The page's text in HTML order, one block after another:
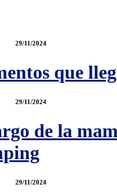
29/11/2024
que
29/11/2024
de la
29/11/2024